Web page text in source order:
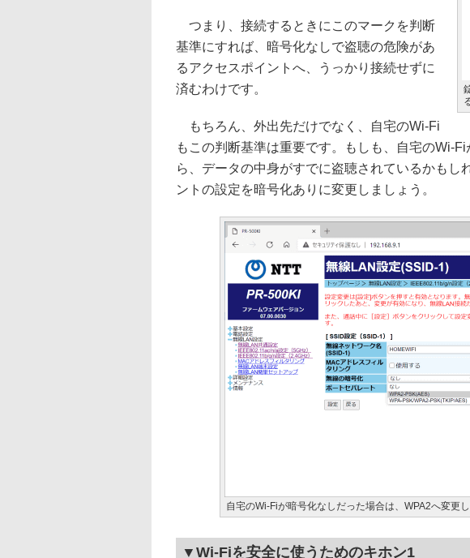
つまり、接続するときにこのマークを判断
基準にすれば、暗号化なしで盗聴の危険があ
るアクセスポイントへ、うっかり接続せずに
済むわけです。
もちろん、外出先だけでなく、自宅のWi-Fi
もこの判断基準は重要です。もしも、自宅のWi-
ら、データの中身がすでに盗聴されているかもし
ントの設定を暗号化ありに変更しましょう。
自宅のWi-Fiが暗号化なしだった場合は、WPA2へ変更し
▼Wi-Fiを安全に使うためのキホン1